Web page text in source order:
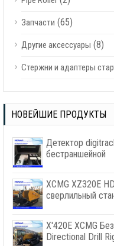
Запчасти (65)
Другие аксессуары (8)
Стержни и адаптеры
НОВЕЙШИЕ ПРОДУКТЫ
Детектор
бестраншейной
XCMG XZ320E
сверлильный
X'420E XCMG
Directional Drill